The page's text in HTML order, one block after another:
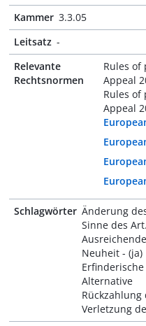
Kammer 3.3.05
Leitsatz -
Relevante
Rechtsnormen
Rules of
Appeal
Rules of
Appeal
Schlagwörter Änderung
Sinne des
Neuheit - (ja)
Alternative
Verletzung